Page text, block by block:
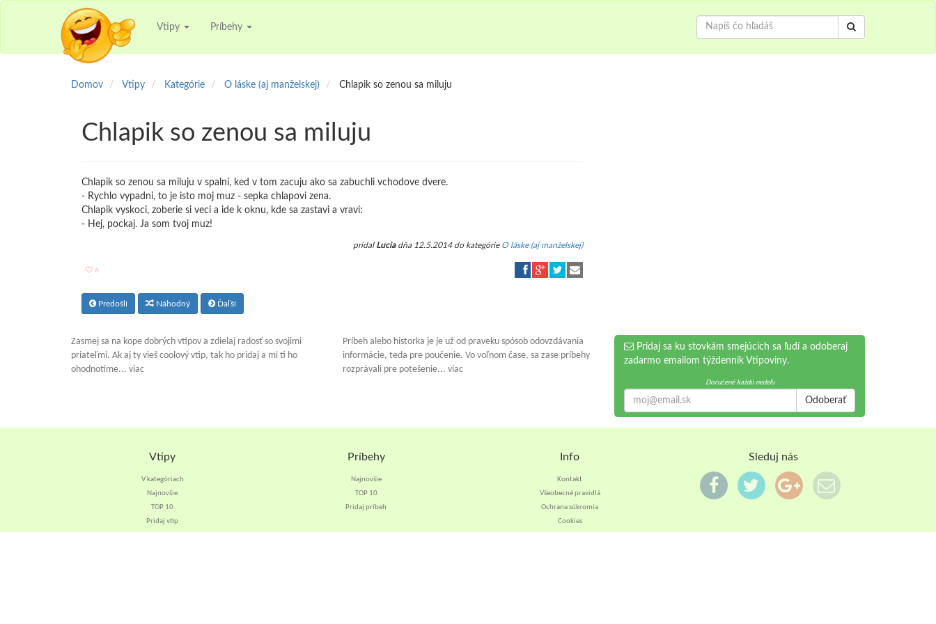
Vtipy Príbehy
Domov Vtipy Kategórie O láske (aj manželskej) Chlapik so zenou sa miluju
Chlapik so zenou sa miluju
Chlapik so zenou sa miluju v spalni, ked v tom zacuju ako sa zabuchli vchodove dvere.
- Rychlo vypadni, to je isto moj muz - sepka chlapovi zena.
Chlapik vyskoci, zoberie si veci a ide k oknu, kde sa zastavi a vravi:
- Hej, pockaj. Ja som tvoj muz!
pridal Luciadňa 12.5.2014 do kategórie O láske (aj manželskej)
6
Predošlí Náhodný Ďaľší
Zasmej sa na kope dobrých vtipov a zdielaj radosť so svojimi
priateľmi. Ak aj ty vieš coolový vtip, tak ho pridaj a mi ti ho
ohodnotíme... viac
Príbeh alebo historka je je už od praveku spósob odovzdávania
informácie, teda pre poučenie. Vo voľnom čase, sa zase príbehy
rozprávali pre potešenie... viac
Pridaj sa ku stovkám smejúcich sa ľudí a odoberaj
zadarmo emailom týždenník Vtipoviny.
Doručené každú nedeľu
Odoberať
Vtipy
V kategóriach
Najnovšie
TOP 10
Pridaj vtip
Príbehy
Najnovšie
TOP 10
Pridaj príbeh
Info
Kontakt
Všeobecné pravidlá
Ochrana súkromia
Cookies
Sleduj nás